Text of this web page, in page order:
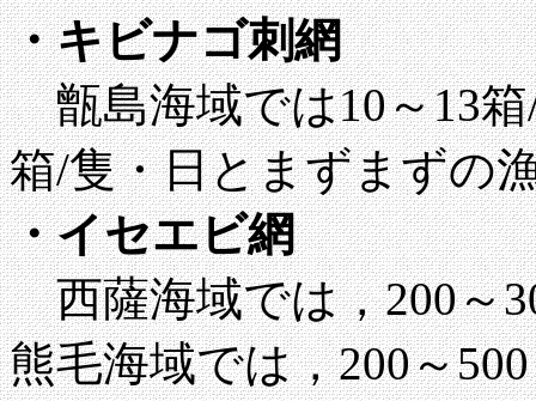
・キビナゴ刺網
甑島海域では10～13箱
箱/隻・日とまずまずの
・イセエビ網
西薩海域では，200～
熊毛海域では，200～